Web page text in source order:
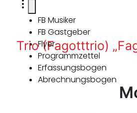
FB Musiker
FB Gastgeber
Flyer
Programmzettel
Erfassungsbogen
Abrechnungsbogen
Trio (Fagotttrio)